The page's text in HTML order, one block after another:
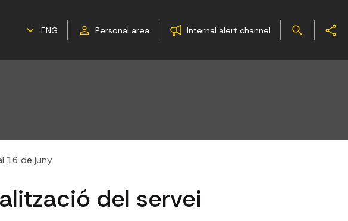
ENG Personal area Internal alert channel
16 de juny
del servei